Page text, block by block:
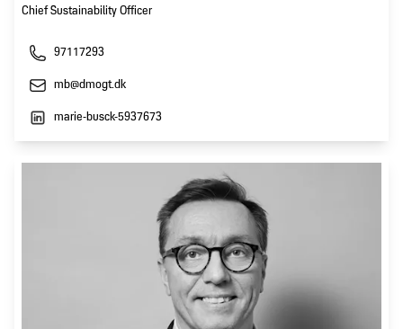
Chief Sustainability Officer
97117293
mb@dmogt.dk
marie-busck-5937673